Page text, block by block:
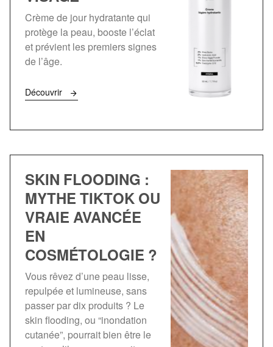
Crème de jour hydratante qui
protège la peau, booste l’éclat
et prévient les premiers signes
de l’âge.
Découvrir
SKIN FLOODING :
MYTHE TIKTOK OU
VRAIE AVANCÉE
EN
COSMÉTOLOGIE ?
Vous rêvez d’une peau lisse,
repulpée et lumineuse, sans
passer par dix produits ? Le
skin flooding, ou “inondation
cutanée”, pourrait bien être le